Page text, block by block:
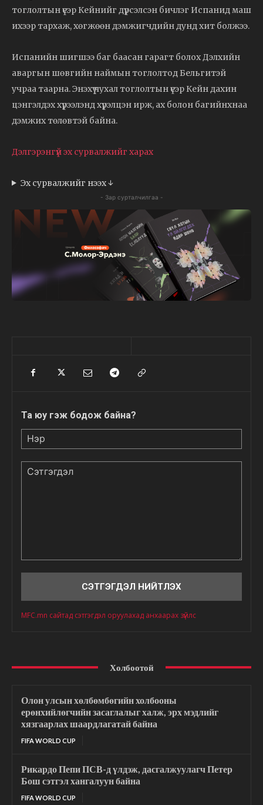
тоглолтын үеэр Кейнийг дүрсэлсэн бичлэг Испанид маш
ихээр тархаж, хөгжөөн дэмжигчдийн дунд хит болжээ.
Испанийн шигшээ баг баасан гарагт болох Дэлхийн
аваргын шөвгийн наймын тоглолтод Бельгитэй
учраа таарна. Энэхүү чухал тоглолтын үеэр Кейн дахин
цэнгэлдэх хүрээлэнд хүрэлцэн ирж, ах болон багийнхнаа
дэмжих төлөвтэй байна.
Дэлгэрэнгүй эх сурвалжийг харах
Эх сурвалжийг нээх ↓
- Зар сурталчилгаа -
Та юу гэж бодож байна?
MFC.mn сайтад сэтгэгдэл оруулахад анхаарах зүйлс
Холбоотой
Олон улсын хөлбөмбөгийн холбооны
ерөнхийлөгчийн засаглалыг халж, эрх мэдлийг
хязгаарлах шаардлагатай байна
FIFA WORLD CUP
Рикардо Пепи ПСВ-д үлдэж, дасгалжуулагч Петер
Бош сэтгэл хангалуун байна
FIFA WORLD CUP